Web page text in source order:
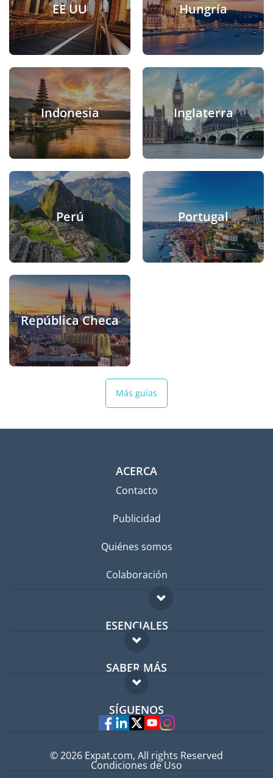
EE UU Hungría
Indonesia Inglaterra
Perú Portugal
República Checa
Más guías
ACERCA
Contacto
Publicidad
Quiénes somos
Colaboración
ESENCIALES
Foro para expatriados
Guía para expatriados
Trabajos en el extranjero
SABER MÁS
FAQ
Expertos
SÍGUENOS
© 2026 Expat.com, All rights Reserved
Condiciones de Uso